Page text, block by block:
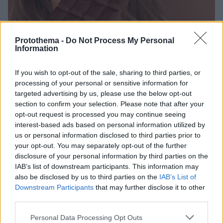
Protothema - Do Not Process My Personal
Information
If you wish to opt-out of the sale, sharing to third parties, or
processing of your personal or sensitive information for
targeted advertising by us, please use the below opt-out
section to confirm your selection. Please note that after your
opt-out request is processed you may continue seeing
interest-based ads based on personal information utilized by
us or personal information disclosed to third parties prior to
your opt-out. You may separately opt-out of the further
disclosure of your personal information by third parties on the
IAB’s list of downstream participants. This information may
also be disclosed by us to third parties on the IAB’s List of
Downstream Participants that may further disclose it to other
Please note that this website/app uses one or more Google
Personal Data Processing Opt Outs
Θέλετε επειγόντως γλυκό; Επτά τροφές χωρίς ζάχαρη,
που σταματούν τις λιγούρες
Αντί για εκείνη τη σοκολατίνα ή το παγωτό που έχετε
βάλει στο μάτι, δοκιμάστε μία από τις εναλλακτικές
επιλογές που προτείνουν οι ειδικοί για τις δύσκολες
λιγούρες, όταν θέλετε επειγόντως κάτι γλυκό
20.04.2024, 19:15